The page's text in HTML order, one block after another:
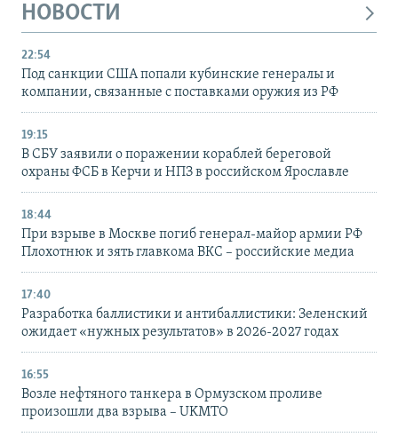
НОВОСТИ
22:54
Под санкции США попали кубинские генералы и
компании, связанные с поставками оружия из РФ
19:15
В СБУ заявили о поражении кораблей береговой
охраны ФСБ в Керчи и НПЗ в российском Ярославле
18:44
При взрыве в Москве погиб генерал-майор армии РФ
Плохотнюк и зять главкома ВКС – российские медиа
17:40
Разработка баллистики и антибаллистики: Зеленский
ожидает «нужных результатов» в 2026-2027 годах
16:55
Возле нефтяного танкера в Ормузском проливе
произошли два взрыва – UKMTO